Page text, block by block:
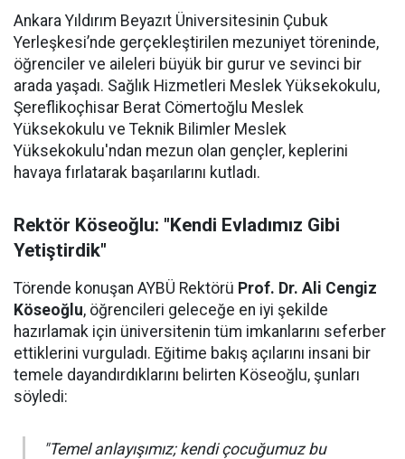
Ankara Yıldırım Beyazıt Üniversitesinin Çubuk
Yerleşkesi’nde gerçekleştirilen mezuniyet töreninde,
öğrenciler ve aileleri büyük bir gurur ve sevinci bir
arada yaşadı. Sağlık Hizmetleri Meslek Yüksekokulu,
Şereflikoçhisar Berat Cömertoğlu Meslek
Yüksekokulu ve Teknik Bilimler Meslek
Yüksekokulu'ndan mezun olan gençler, keplerini
havaya fırlatarak başarılarını kutladı.
Rektör Köseoğlu: "Kendi Evladımız Gibi
Yetiştirdik"
Törende konuşan AYBÜ Rektörü Prof. Dr. Ali Cengiz
Köseoğlu, öğrencileri geleceğe en iyi şekilde
hazırlamak için üniversitenin tüm imkanlarını seferber
ettiklerini vurguladı. Eğitime bakış açılarını insani bir
temele dayandırdıklarını belirten Köseoğlu, şunları
söyledi:
"Temel anlayışımız; kendi çocuğumuz bu